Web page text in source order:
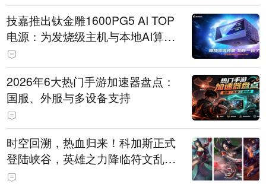
技嘉推出钛金雕1600PG5 AI TOP
电源：为发烧级主机与本地AI算力
打造旗舰供电方案
2026年6大热门手游加速器盘点：
国服、外服与多设备支持
时空回溯，热血归来！科加斯正式
登陆峡谷，英雄之力降临符文乱
斗！